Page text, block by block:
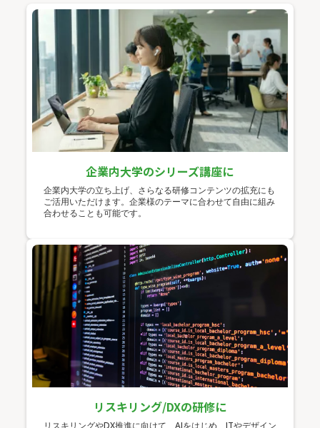
企業内大学のシリーズ講座に
企業内大学の立ち上げ、さらなる研修コンテンツの拡充にも
ご活用いただけます。企業様のテーマに合わせて自由に組み
合わせることも可能です。
リスキリング/DXの研修に
リスキリングやDX推進に向けて、AIをはじめ、ITやデザイン